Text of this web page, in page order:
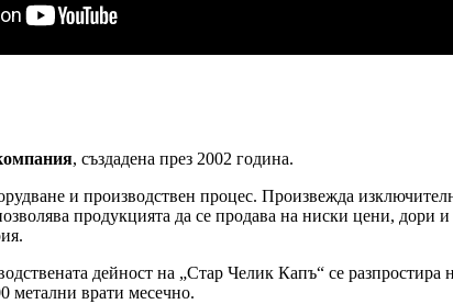
, създадена през 2002 година.
и производствен процес. Произвежда
продукцията да се продава на ниски цени,
дейност на „Стар Челик Капъ“ се
метални врати месечно.